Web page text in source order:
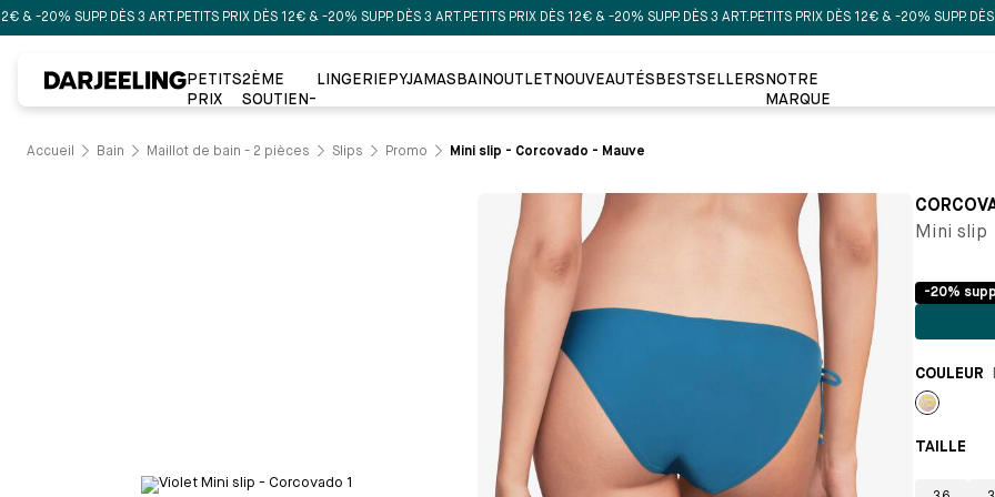
SUPP. DÈS 3 ART.PETITS PRIX DÈS 12€ & -20% SUPP. DÈS 3 ART.PETITS PRIX DÈS 12€ & -20% SUPP. DÈS 3 ART.PETITS PRIX DÈS 12€ & -20% SUPP. DÈS 3 ART.
PETITS
PRIX
2ÈME
SOUTIEN-
LINGERIE PYJAMAS BAINOUTLET NOUVEAUTÉS BESTSELLERS NOTRE
MARQUE
Accueil Bain Maillot de bain - 2 pièces Slips Promo Mini slip - Corcovado - Mauve
Mini slip
-20%
COULEUR
Mauve
TAILLE